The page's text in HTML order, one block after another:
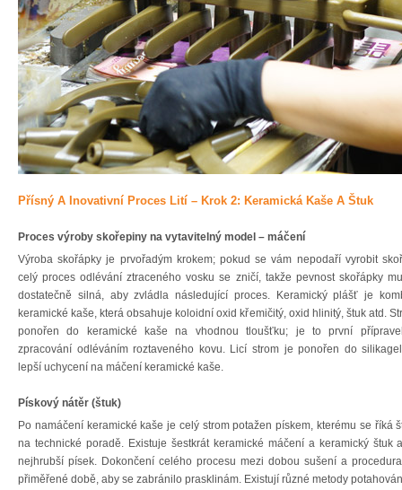
Přísný A Inovativní Proces Lití – Krok 2: Keramická Kaše A Štuk
Proces výroby skořepiny na vytavitelný model – máčení
Výroba skořápky je prvořadým krokem; pokud se vám nepodaří vyrobit
celý proces odlévání ztraceného vosku se zničí, takže pevnost skořápky
dostatečně silná, aby zvládla následující proces. Keramický plášť je
keramické kaše, která obsahuje koloidní oxid křemičitý, oxid hlinitý, štuk atd.
ponořen do keramické kaše na vhodnou tloušťku; je to první
zpracování odléváním roztaveného kovu. Licí strom je ponořen do
lepší uchycení na máčení keramické kaše.
Pískový nátěr (štuk)
Po namáčení keramické kaše je celý strom potažen pískem, kterému se říká
na technické poradě. Existuje šestkrát keramické máčení a keramický
nejhrubší písek. Dokončení celého procesu mezi dobou sušení a
přiměřené době, aby se zabránilo prasklinám. Existují různé metody